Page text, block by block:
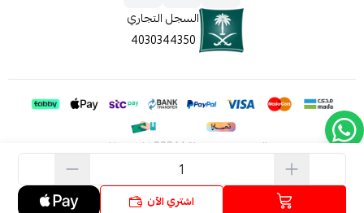
اشتري الآن
السجل التجاري
4030344350
الحقوق محفوظة | 2026 كاربون فايبر